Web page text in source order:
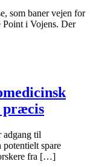
som baner vejen for
Point i Vojens. Der
præcis
adgang til
spare
fra […]